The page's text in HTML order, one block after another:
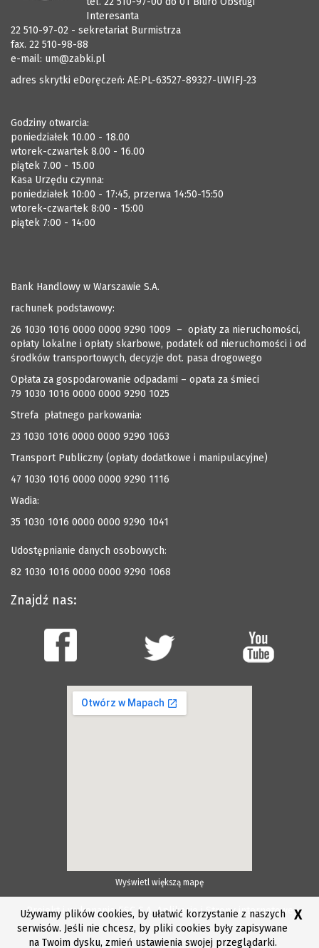
Interesanta
22 510-97-02 - sekretariat Burmistrza
fax. 22 510-98-88
e-mail: um@zabki.pl
adres skrytki eDoręczeń: AE:PL-63527-89327-UWIFJ-23
Godziny otwarcia:
poniedziałek 10.00 - 18.00
wtorek-czwartek 8.00 - 16.00
piątek 7.00 - 15.00
Kasa Urzędu czynna:
poniedziałek 10:00 - 17:45, przerwa 14:50-15:50
wtorek-czwartek 8:00 - 15:00
piątek 7:00 - 14:00
Bank Handlowy w Warszawie S.A.
rachunek podstawowy:
26 1030 1016 0000 0000 9290 1009 – opłaty za nieruchomości,
opłaty lokalne i opłaty skarbowe, podatek od nieruchomości i od
środków transportowych, decyzje dot. pasa drogowego
Opłata za gospodarowanie odpadami – opata za śmieci
79 1030 1016 0000 0000 9290 1025
Strefa płatnego parkowania:
23 1030 1016 0000 0000 9290 1063
Transport Publiczny (opłaty dodatkowe i manipulacyjne)
47 1030 1016 0000 0000 9290 1116
Wadia:
35 1030 1016 0000 0000 9290 1041
Udostępnianie danych osobowych:
82 1030 1016 0000 0000 9290 1068
Znajdź nas:
Wyświetl większą mapę
Projekt i wykonanie ESC S.A. Aplikacje i Strony internetowe
Używamy plików cookies, by ułatwić korzystanie z naszych
serwisów. Jeśli nie chcesz, by pliki cookies były zapisywane
na Twoim dysku, zmień ustawienia swojej przeglądarki.
X